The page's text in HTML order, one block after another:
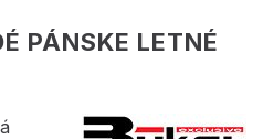
PÁNSKE LETNÉ